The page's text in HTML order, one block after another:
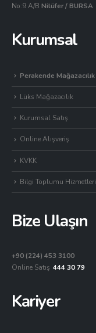
No:9 A/B Nilüfer / BURSA
Kurumsal
Perakende Mağazacılık
Lüks Mağazacılık
Kurumsal Satış
Online Alışveriş
KVKK
Bilgi Toplumu Hizmetleri
Bize Ulaşın
+90 (224) 453 3100
Online Satış 444 30 79
Kariyer